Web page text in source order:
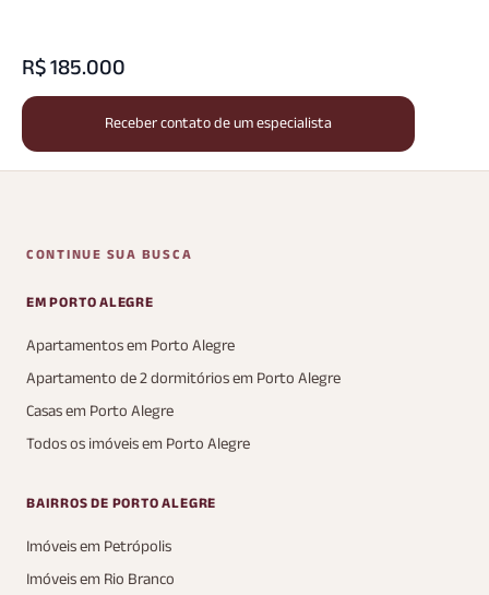
R$ 185.000
Receber contato de um especialista
CONTINUE SUA BUSCA
EM PORTO ALEGRE
Apartamentos em Porto Alegre
Apartamento de 2 dormitórios em Porto Alegre
Casas em Porto Alegre
Todos os imóveis em Porto Alegre
BAIRROS DE PORTO ALEGRE
Imóveis em Petrópolis
Imóveis em Rio Branco